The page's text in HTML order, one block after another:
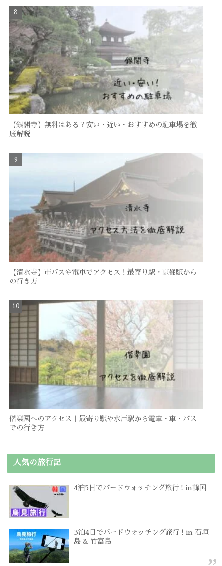
【銀閣寺】無料はある？安い・近い・おすすめの駐車場を徹
底解説
【清水寺】市バスや電車でアクセス！最寄り駅・京都駅から
の行き方
偕楽園へのアクセス｜最寄り駅や水戸駅から電車・車・バス
での行き方
人気の旅行記
4泊5日でバードウォッチング旅行 ! in韓国
3泊4日でバードウォッチング旅行 ! in 石垣
島 & 竹富島